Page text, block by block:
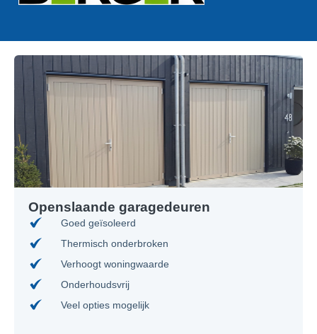
Openslaande garagedeuren
Goed geïsoleerd
Thermisch onderbroken
Verhoogt woningwaarde
Onderhoudsvrij
Veel opties mogelijk